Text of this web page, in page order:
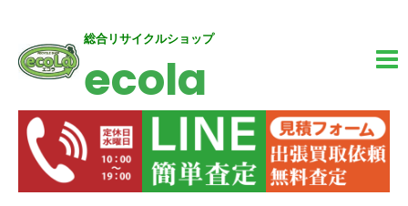
総合リサイクルショップ
ecola